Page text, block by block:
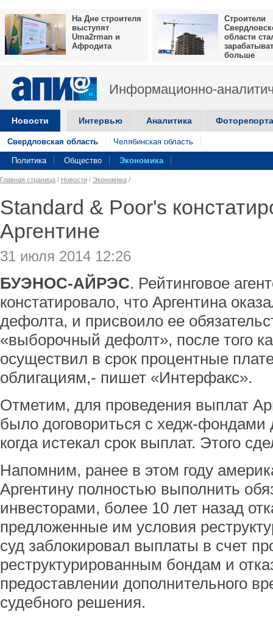
На Дне строителя
выступят
Uma2rman и
Афродита
Строители
области
больше
Информационно-
Новости Интервью Аналитика
Свердловская область Челябинская область
Политика Общество Экономика
Главная страница / Новости / Экономика /
Standard & Poor's
Аргентине
31 июля 2014 12:26
БУЭНОС-АЙРЭС. Рейтинговое
констатировало, что Аргентина
дефолта, и присвоило ее
«выборочный дефолт», после того
осуществил в срок процентные
облигациям,- пишет «Интерфакс».
Отметим, для проведения выплат
было договориться с хедж-фондами
когда истекал срок выплат. Этого
Напомним, ранее в этом году
Аргентину полностью выполнить
инвесторами, более 10 лет назад
предложенные им условия
суд заблокировал выплаты в счет
реструктурированным бондам и
предоставлении дополнительного
судебного решения.